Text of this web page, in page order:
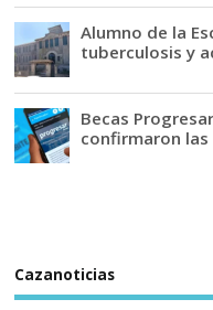
Alumno de la
tuberculosis y
Becas
confirmaron
Cazanoticias